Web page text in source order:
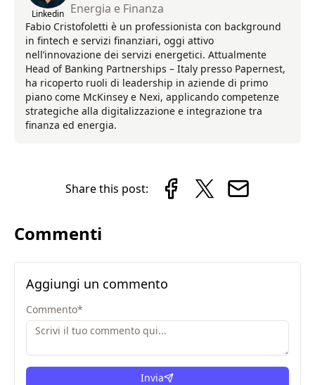
Linkedin Energia e Finanza
Fabio Cristofoletti è un professionista con background
in fintech e servizi finanziari, oggi attivo
nell’innovazione dei servizi energetici. Attualmente
Head of Banking Partnerships – Italy presso Papernest,
ha ricoperto ruoli di leadership in aziende di primo
piano come McKinsey e Nexi, applicando competenze
strategiche alla digitalizzazione e integrazione tra
finanza ed energia.
Share this post:
Commenti
Aggiungi un commento
Commento*
Invia